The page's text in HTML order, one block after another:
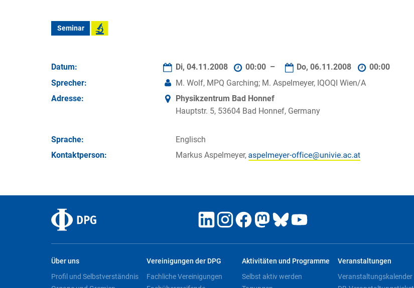
Seminar
Datum: Di, 04.11.2008 00:00 – Do, 06.11.2008
00:00
Sprecher:
M. Wolf, MPQ Garching; M. Aspelmeyer, IQOQI Wien/A
Adresse:
Physikzentrum Bad Honnef
Hauptstr. 5, 53604 Bad Honnef, Germany
Sprache:
Englisch
Kontakt­person:
Markus Aspelmeyer,
Über uns
Profil und Selbstverständnis
Vereinigungen der DPG
Fachliche Vereinigungen
Aktivitäten und Programme
Selbst aktiv werden
Veranstaltungen
Veranstaltungskalender